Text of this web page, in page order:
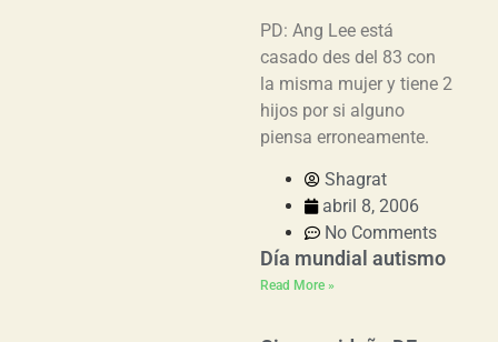
PD: Ang Lee está
casado des del 83 con
la misma mujer y tiene 2
hijos por si alguno
piensa erroneamente.
Shagrat
abril 8, 2006
No Comments
Día mundial autismo
Read More »